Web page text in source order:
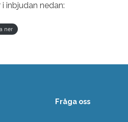
inbjudan nedan:
ner
Fråga oss